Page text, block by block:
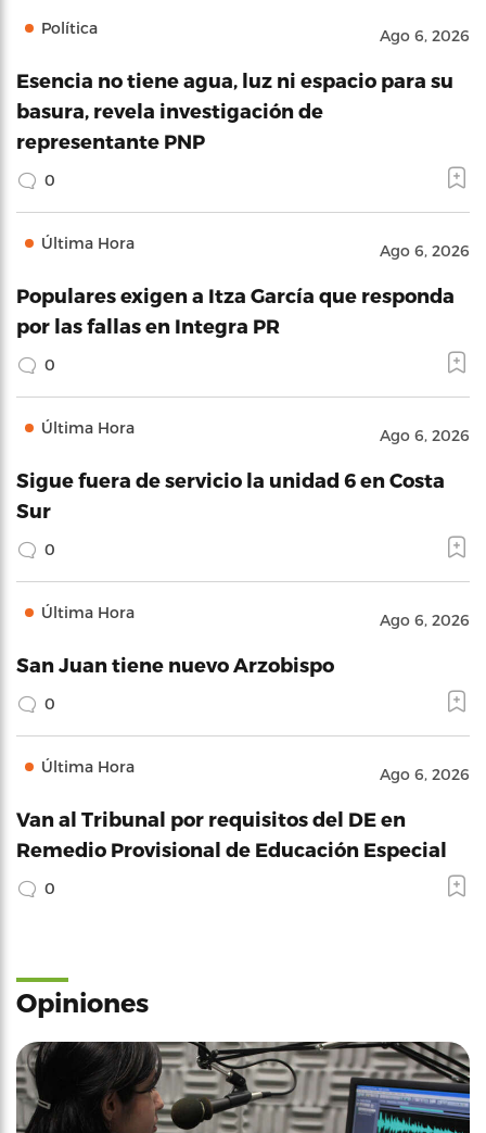
Política Ago 6, 2026
Esencia no tiene agua, luz ni espacio para su
basura, revela investigación de
representante PNP
0
Última Hora Ago 6, 2026
Populares exigen a Itza García que responda
por las fallas en Integra PR
0
Última Hora Ago 6, 2026
Sigue fuera de servicio la unidad 6 en Costa
Sur
0
Última Hora Ago 6, 2026
San Juan tiene nuevo Arzobispo
0
Última Hora Ago 6, 2026
Van al Tribunal por requisitos del DE en
Remedio Provisional de Educación Especial
0
Opiniones